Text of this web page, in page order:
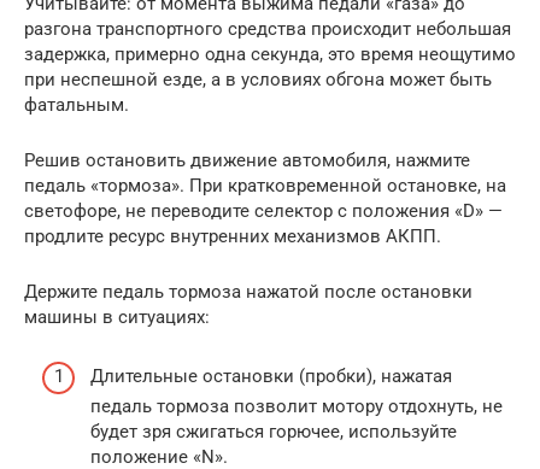
разгона транспортного средства происходит небольшая
задержка, примерно одна секунда, это время неощутимо
при неспешной езде, а в условиях обгона может быть
фатальным.
Решив остановить движение автомобиля, нажмите
педаль «тормоза». При кратковременной остановке, на
светофоре, не переводите селектор с положения «D» —
продлите ресурс внутренних механизмов АКПП.
Держите педаль тормоза нажатой после остановки
машины в ситуациях:
Длительные остановки (пробки), нажатая
педаль тормоза позволит мотору отдохнуть, не
будет зря сжигаться горючее, используйте
положение «N».